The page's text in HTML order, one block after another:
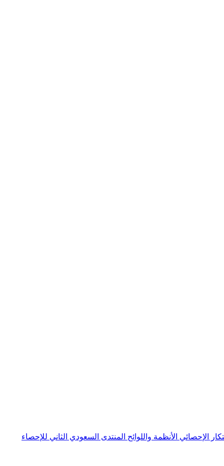
الإحصائي الأنظمة واللوائح المنتدى السعودي الثاني للإحصاء